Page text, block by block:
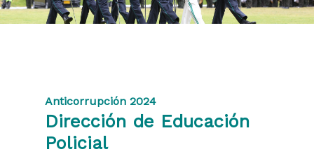
Anticorrupción 2024
Dirección de Educación
Policial